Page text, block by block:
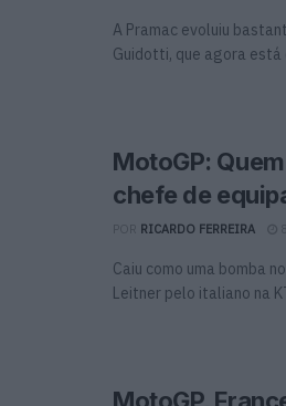
A Pramac evoluiu
Guidotti, que agora está
MotoGP:
chefe de
RICARDO FERREIRA
Caiu como uma bomba
Leitner pelo italiano na